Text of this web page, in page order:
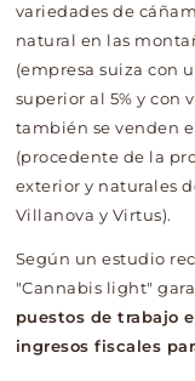
variedades de
natural en las
(empresa suiza con
superior al 5% y con
también se venden
(procedente de la
exterior y naturales
Villanova y Virtus).
Según un estudio
"Cannabis light"
puestos de trabajo
ingresos fiscales